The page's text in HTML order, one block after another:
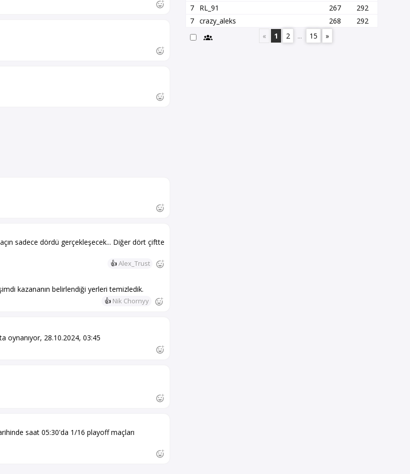
sadece dördü gerçekleşecek... Diğer dört çiftte
👍Alex_Trust
kazananın belirlendiği yerleri temizledik.
👍 Nik Chornyy
oynanıyor, 28.10.2024, 03:45
saat 05:30'da 1/16 playoff maçları
7
RL_91 267
292
7 crazy_aleks 268
292
«
1 2 ... 15 »